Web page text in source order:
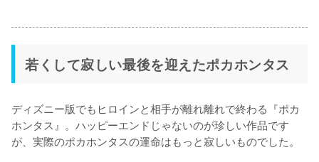
若くして寂しい最後を迎えたポカホンタス
ディズニー版でもヒロインと相手が離れ離れで終わる『ポカ
ホンタス』。ハッピーエンドじゃないのが珍しい作品です
が、実際のポカホンタスの運命はもっと寂しいものでした。